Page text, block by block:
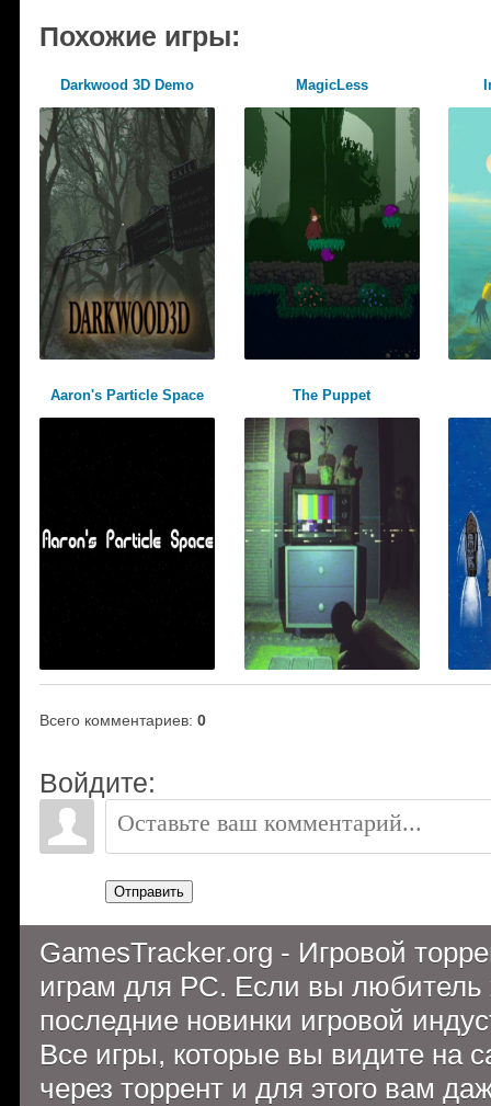
Похожие игры:
Darkwood 3D Demo MagicLess
Aaron's Particle Space The Puppet
Всего комментариев: 0
Войдите:
Отправить
GamesTracker.org - Игровой
играм для PC. Если вы
последние новинки игровой
Все игры, которые вы видите на
через торрент и для этого вам